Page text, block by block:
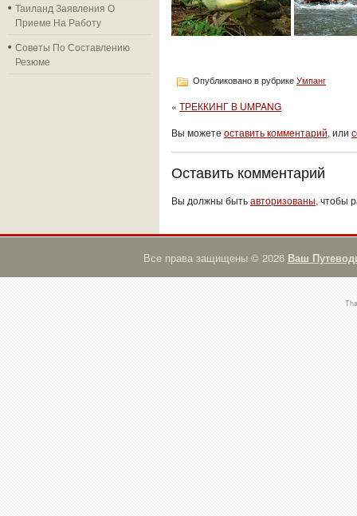
Таиланд Заявления О
Приеме На Работу
Советы По Составлению
Резюме
Опубликовано в рубрике Умпанг
« ТРЕККИНГ В UMPANG
Вы можете оставить комментарий, или
Оставить комментарий
Вы должны бытьавторизованы, чтобы
Все права защищены © 2026 Ваш